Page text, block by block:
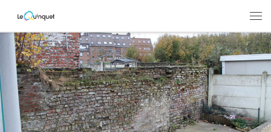
Passer au contenu